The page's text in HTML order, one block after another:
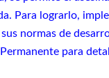
Para lograrlo,
normas de
para